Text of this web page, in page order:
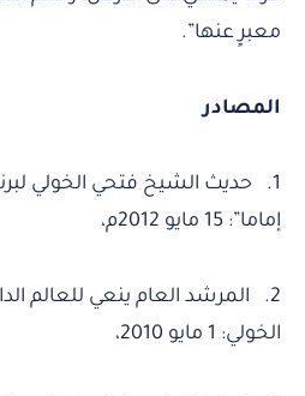
معبرٍ عنها”.
المصادر
1. حديث الشيخ فتحي الخولي
إماما”: 15 مايو 2012م،
2. المرشد العام ينعي للعالم
الخولي: 1 مايو 2010،